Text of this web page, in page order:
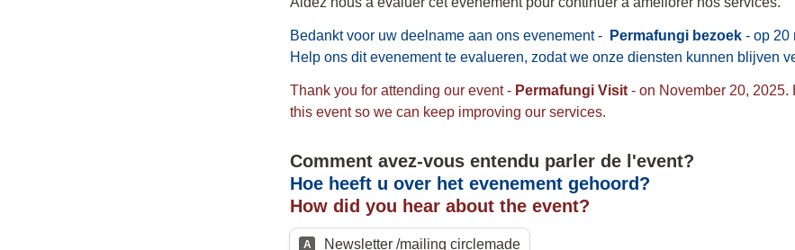
Bedankt voor uw deelname aan ons evenement - Permafungi bezoek - op 20
Thank you for attending our event - Permafungi Visit - on November 20, 2025.
this event so we can keep improving our services.
How did you hear about the event?
A Newsletter /mailing circlemade